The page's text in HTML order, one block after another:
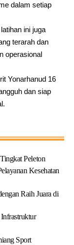
dalam setiap
ini juga
terarah dan
operasional
Yonarhanud 16
dan siap
Peleton
Kesehatan
Raih Juara di
Sport